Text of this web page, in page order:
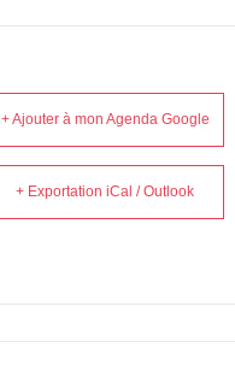
+ Ajouter à mon Agenda Google
+ Exportation iCal / Outlook